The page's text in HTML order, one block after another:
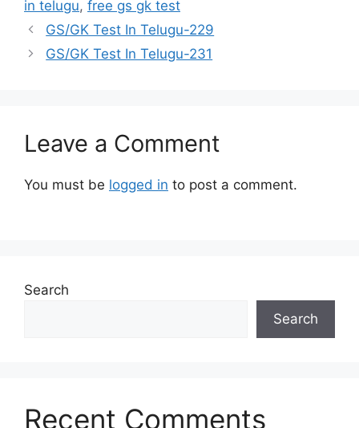
in telugu, free gs gk test
GS/GK Test In Telugu-229
GS/GK Test In Telugu-231
Leave a Comment
You must be logged in to post a comment.
Search
Search
Recent Comments